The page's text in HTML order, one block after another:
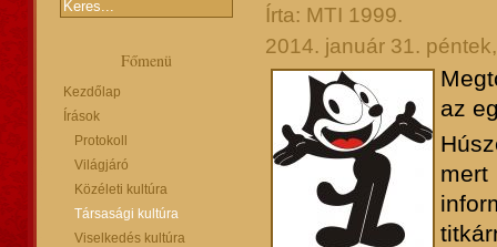
Főmenü
Kezdőlap
Írások
Protokoll
Világjáró
Közéleti kultúra
Társasági kultúra
Viselkedés kultúra
Írta: MTI 1999.
2014. január 31.
az